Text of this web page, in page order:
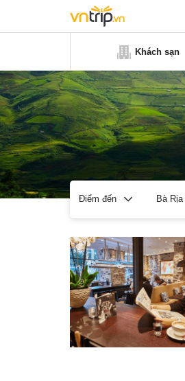
Khách sạn
Điểm đến Bà Rịa